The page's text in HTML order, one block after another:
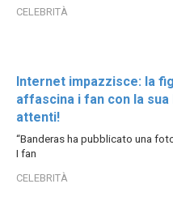
CELEBRITÀ
Internet impazzisce: la
affascina i fan con la
attenti!
“Banderas ha pubblicato una
I fan
CELEBRITÀ